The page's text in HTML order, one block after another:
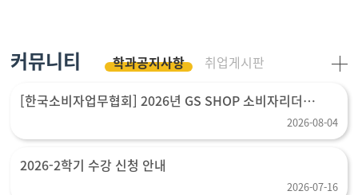
커뮤니티 학과공지사항
취업게시판
[한국소비자업무협회] 2026년 GS SHOP 소비자리더
2026-08-04
2026-2학기 수강 신청 안내
2026-07-16